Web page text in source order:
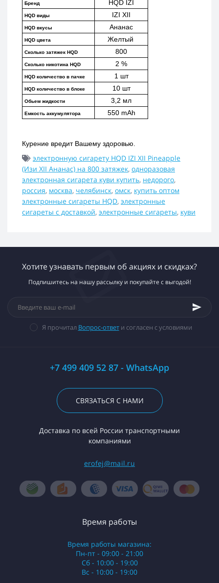
Бренд HQD IZI
HQD виды IZI XII
HQD вкусы Ананас
HQD цвета Желтый
Сколько затяжек HQD 800
Сколько никотина HQD 2 %
HQD количество в пачке 1 шт
HQD количество в блоке 10 шт
Обьем жидкости 3,2 мл
Емкость аккумулятора 550 mAh
Курение вредит Вашему здоровью.
электронную сигарету HQD IZI XII Pineapple
(Изи XII Ананас) на 800 затяжек, одноразовая
электронная сигарета куви купить, недорого,
россия, москва, челябинск, омск, купить оптом
электронные сигареты HQD, электронные
сигареты с доставкой, электронные сигареты, куви
Хотите узнавать первым об акциях и скидках?
Подпишитесь на нашу рассылку и покупайте с выгодой!
Я прочитал Вопрос-ответи согласен с условиями
+7 499 409 52 87 - WhatsApp
СВЯЗАТЬСЯ С НАМИ
Доставка по всей России транспортными
компаниями
erofej@mail.ru
Время работы
Время работы магазина:
Пн-пт - 09:00 - 21:00
Сб - 10:00 - 19:00
Вс - 10:00 - 19:00